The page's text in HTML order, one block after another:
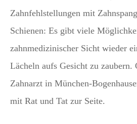
Zahnfehlstellungen mit
Schienen: Es gibt viele
zahnmedizinischer Sicht wieder
Lächeln aufs Gesicht zu zaubern.
Zahnarzt in München-
mit Rat und Tat zur Seite.